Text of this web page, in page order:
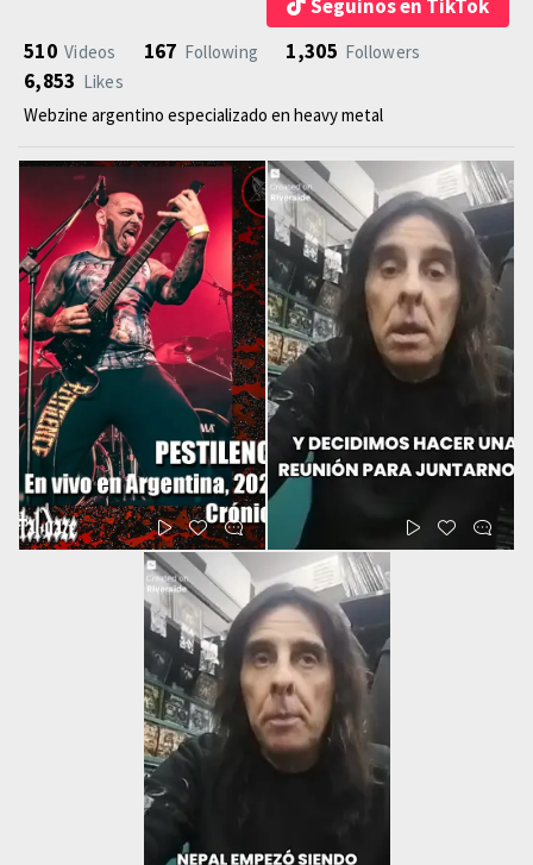
Seguinos en TikTok
510 Videos 167 Following 1,305 Followers
6,853 Likes
Webzine argentino especializado en heavy metal